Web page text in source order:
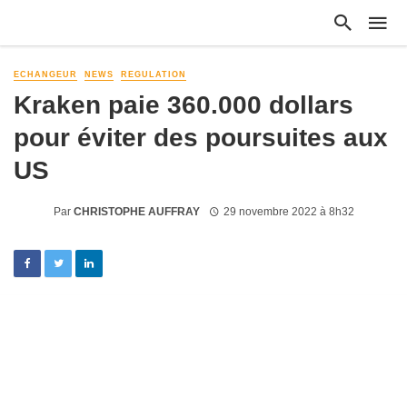
ECHANGEUR NEWS REGULATION
Kraken paie 360.000 dollars
pour éviter des poursuites aux
US
Par CHRISTOPHE AUFFRAY 29 novembre 2022 à 8h32